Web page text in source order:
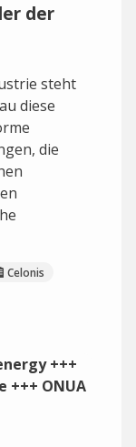
der
steht
diese
die
Celonis